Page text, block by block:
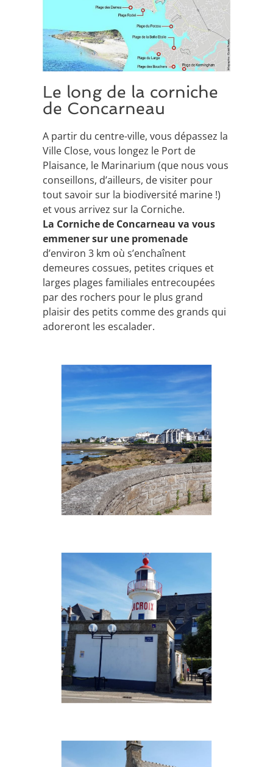
Le long de la corniche
de Concarneau
A partir du centre-ville, vous dépassez la
Ville Close, vous longez le Port de
Plaisance, le Marinarium (que nous vous
conseillons, d’ailleurs, de visiter pour
tout savoir sur la biodiversité marine !)
et vous arrivez sur la Corniche.
La Corniche de Concarneau va vous
emmener sur une promenade
d’environ 3 km où s’enchaînent
demeures cossues, petites criques et
larges plages familiales entrecoupées
par des rochers pour le plus grand
plaisir des petits comme des grands qui
adoreront les escalader.